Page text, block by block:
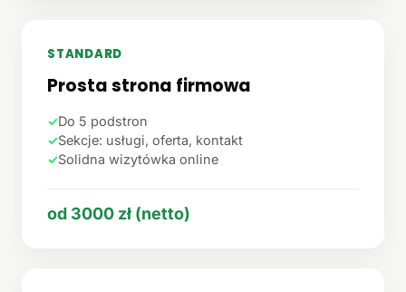
STANDARD
Prosta strona firmowa
✓Do 5 podstron
✓Sekcje: usługi, oferta, kontakt
✓Solidna wizytówka online
od 3000 zł (netto)